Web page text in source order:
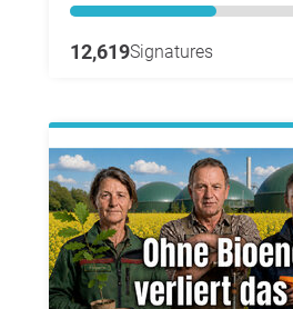
12,619Signatures